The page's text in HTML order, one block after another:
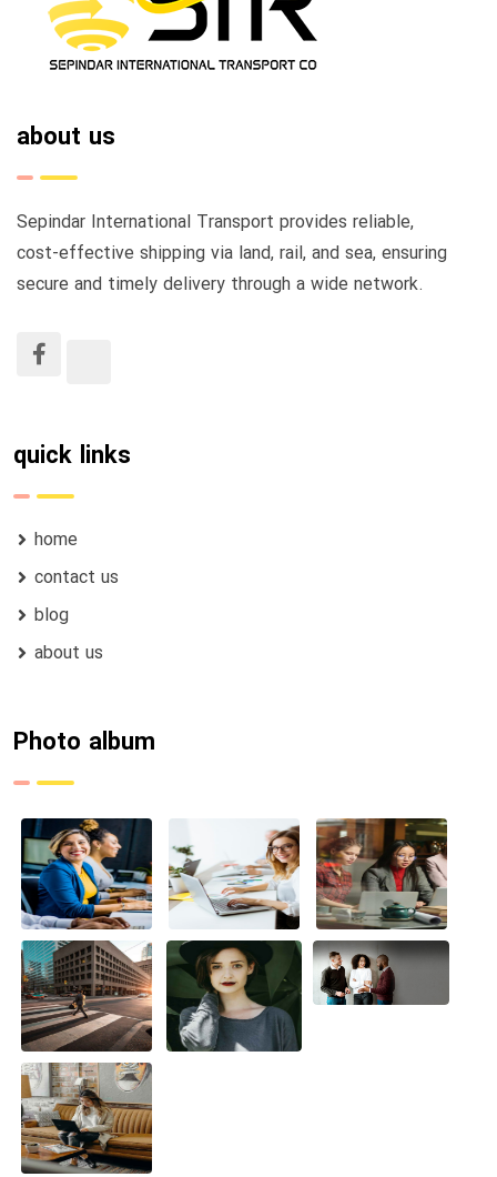
about us
Sepindar International Transport provides reliable,
cost-effective shipping via land, rail, and sea, ensuring
secure and timely delivery through a wide network.
quick links
home
contact us
blog
about us
Photo album